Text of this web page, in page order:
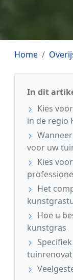
Home
In dit
Kies
in de regio
voor uw
Kies
Het
Hoe u
kunstgras